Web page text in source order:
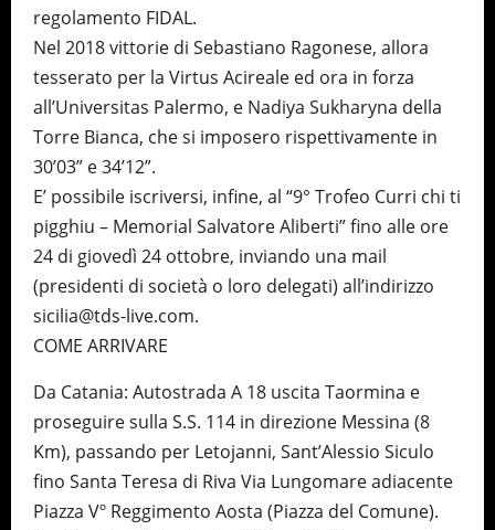
regolamento FIDAL.
Nel 2018 vittorie di Sebastiano Ragonese, allora
tesserato per la Virtus Acireale ed ora in forza
all’Universitas Palermo, e Nadiya Sukharyna della
Torre Bianca, che si imposero rispettivamente in
30’03” e 34’12”.
E’ possibile iscriversi, infine, al “9° Trofeo Curri chi ti
pigghiu – Memorial Salvatore Aliberti” fino alle ore
24 di giovedì 24 ottobre, inviando una mail
(presidenti di società o loro delegati) all’indirizzo
sicilia@tds-live.com.
COME ARRIVARE
Da Catania: Autostrada A 18 uscita Taormina e
proseguire sulla S.S. 114 in direzione Messina (8
Km), passando per Letojanni, Sant’Alessio Siculo
fino Santa Teresa di Riva Via Lungomare adiacente
Piazza Vº Reggimento Aosta (Piazza del Comune).